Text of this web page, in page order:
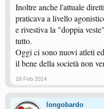
Inoltre anche l'attuale
praticava a livello
e rivestiva la "doppia
tutto.
Oggi ci sono nuovi atleti
il bene della società non
18 Feb 2014
longobardo